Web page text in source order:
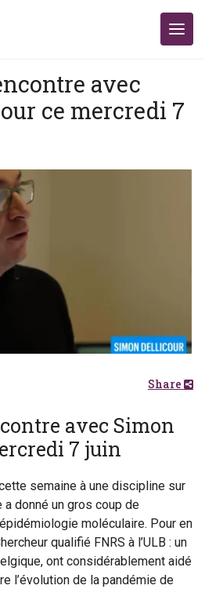
avec
ce mercredi 7
Share
avec Simon
7 juin
semaine à une discipline sur
donné un gros coup de
moléculaire. Pour en
qualifié FNRS à l’ULB : un
ont considérablement aidé
l’évolution de la pandémie de